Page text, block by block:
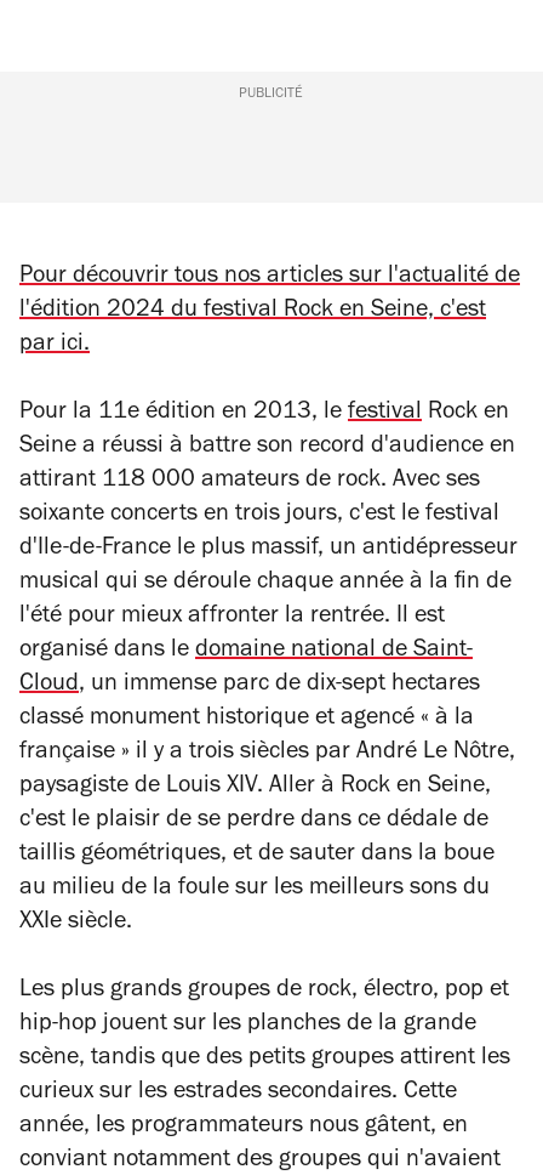
PUBLICITÉ
Pour découvrir tous nos articles sur l'actualité de
l'édition 2024 du festival Rock en Seine, c'est
par ici.
Pour la 11e édition en 2013, le festival Rock en
Seine a réussi à battre son record d'audience en
attirant 118 000 amateurs de rock. Avec ses
soixante concerts en trois jours, c'est le festival
d'Ile-de-France le plus massif, un antidépresseur
musical qui se déroule chaque année à la fin de
l'été pour mieux affronter la rentrée. Il est
organisé dans le domaine national de Saint-
Cloud, un immense parc de dix-sept hectares
classé monument historique et agencé « à la
française » il y a trois siècles par André Le Nôtre,
paysagiste de Louis XIV. Aller à Rock en Seine,
c'est le plaisir de se perdre dans ce dédale de
taillis géométriques, et de sauter dans la boue
au milieu de la foule sur les meilleurs sons du
XXIe siècle.
Les plus grands groupes de rock, électro, pop et
hip-hop jouent sur les planches de la grande
scène, tandis que des petits groupes attirent les
curieux sur les estrades secondaires. Cette
année, les programmateurs nous gâtent, en
conviant notamment des groupes qui n'avaient